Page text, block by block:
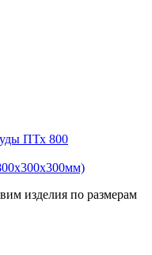
изделия по размерам